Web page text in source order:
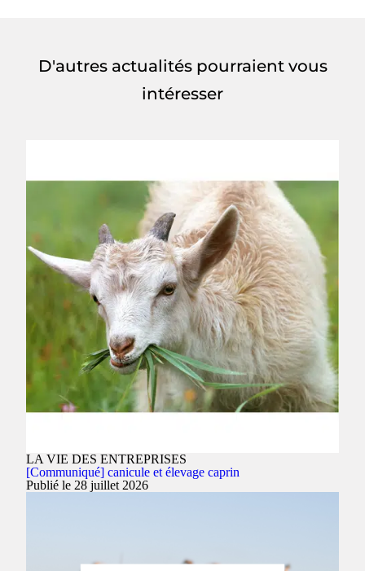
D'autres actualités pourraient vous
intéresser
LA VIE DES ENTREPRISES
[Communiqué] canicule et élevage caprin
Publié le 28 juillet 2026